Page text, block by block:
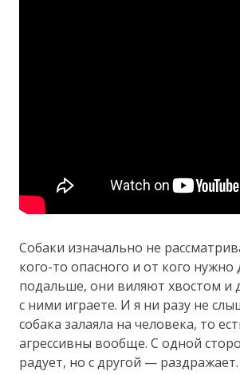
Собаки изначально не
кого-то опасного и от кого нужно
подальше, они виляют хвостом и
с ними играете. И я ни разу не
собака залаяла на человека, то
агрессивны вообще. С одной
радует, но с другой — раздражает.